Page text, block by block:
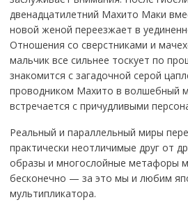
двенадцатилетний Махито Маки
новой женой переезжает в
Отношения со сверстниками и
мальчик все сильнее тоскует по
знакомится с загадочной серой
проводником Махито в волшебный
встречается с причудливыми
Реальный и параллельный миры
практически неотличимые друг от
образы и многослойные метафоры
бесконечно — за это мы и любим
мультипликатора.